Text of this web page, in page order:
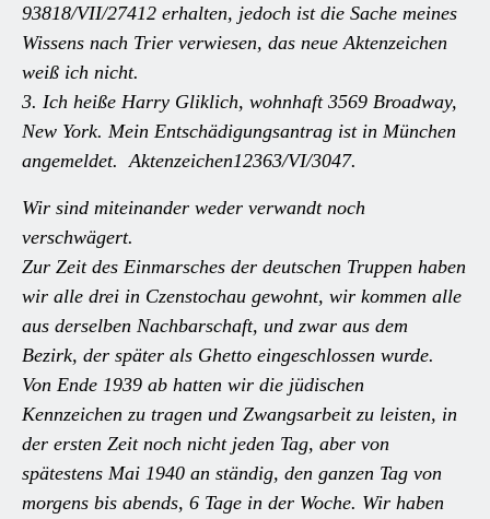
93818/VII/27412 erhalten, jedoch ist die Sache meines
Wissens nach Trier verwiesen, das neue Aktenzeichen
weiß ich nicht.
3. Ich heiße Harry Gliklich, wohnhaft 3569 Broadway,
New York. Mein Entschädigungsantrag ist in München
angemeldet. Aktenzeichen12363/VI/3047.
Wir sind miteinander weder verwandt noch
verschwägert.
Zur Zeit des Einmarsches der deutschen Truppen haben
wir alle drei in Czenstochau gewohnt, wir kommen alle
aus derselben Nachbarschaft, und zwar aus dem
Bezirk, der später als Ghetto eingeschlossen wurde.
Von Ende 1939 ab hatten wir die jüdischen
Kennzeichen zu tragen und Zwangsarbeit zu leisten, in
der ersten Zeit noch nicht jeden Tag, aber von
spätestens Mai 1940 an ständig, den ganzen Tag von
morgens bis abends, 6 Tage in der Woche. Wir haben